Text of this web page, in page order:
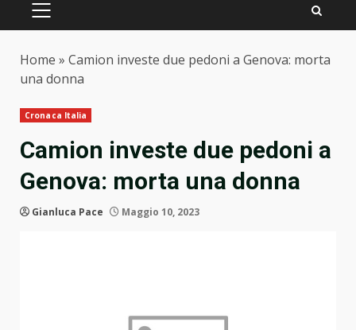
PRIMARY
Home » Camion investe due pedoni a Genova: morta
una donna
Cronaca Italia
Camion investe due pedoni a
Genova: morta una donna
Gianluca Pace Maggio 10, 2023